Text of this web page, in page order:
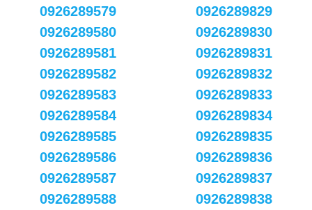
0926289579
0926289580
0926289581
0926289582
0926289583
0926289584
0926289585
0926289586
0926289587
0926289588
0926289829
0926289830
0926289831
0926289832
0926289833
0926289834
0926289835
0926289836
0926289837
0926289838